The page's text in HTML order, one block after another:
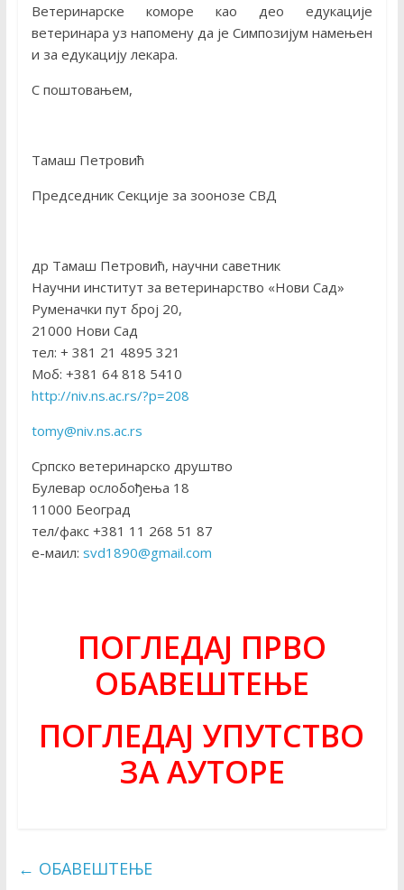
Ветеринарске коморе као део едукације
ветеринара уз напомену да је Симпозијум намењен
и за едукацију лекара.
С поштовањем,
Тамаш Петровић
Председник Секције за зоонозе СВД
др Тамаш Петровић, научни саветник
Научни институт за ветеринарство «Нови Сад»
Руменачки пут број 20,
21000 Нови Сад
тел: + 381 21 4895 321
Моб: +381 64 818 5410
http://niv.ns.ac.rs/?p=208
tomy@niv.ns.ac.rs
Српско ветеринарско друштво
Булевар ослобођења 18
11000 Београд
тел/факс +381 11 268 51 87
е-маил: svd1890@gmail.com
ПОГЛЕДАЈ ПРВО
ОБАВЕШТЕЊЕ
ПОГЛЕДАЈ УПУТСТВО
ЗА АУТОРЕ
← ОБАВЕШТЕЊЕ